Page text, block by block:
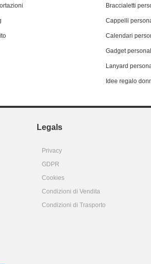
Braccialetti
Cappelli
Calendari
Gadget
Lanyard
Idee regalo
Legals
Privacy
GDPR
Cookies
Condizioni di Vendita
Condizioni di Trasporto